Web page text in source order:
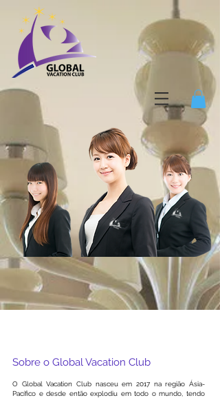
Sobre o Global Vacation Club
O Global Vacation Club nasceu em 2017 na região Ásia-
Pacífico e desde então explodiu em todo o mundo, tendo